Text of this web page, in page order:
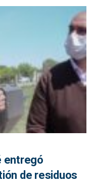
entregó
de residuos